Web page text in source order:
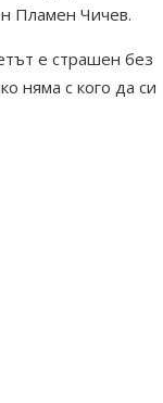
Пламен Чичев.
е страшен без
няма с кого да си